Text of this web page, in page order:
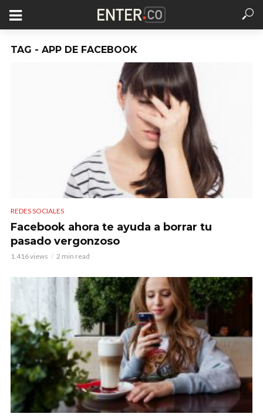
TAG - APP DE FACEBOOK
REDES SOCIALES
Facebook ahora te ayuda a borrar tu
pasado vergonzoso
1.416 views 2 min read